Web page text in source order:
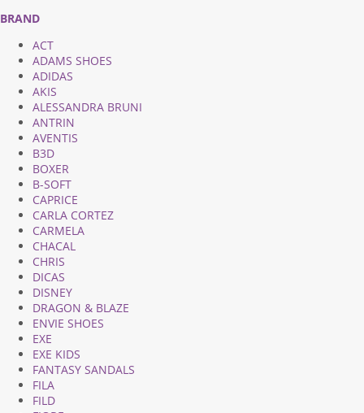
BRAND
ACT
ADAMS SHOES
ADIDAS
AKIS
ALESSANDRA BRUNI
ANTRIN
AVENTIS
B3D
BOXER
B-SOFT
CAPRICE
CARLA CORTEZ
CARMELA
CHACAL
CHRIS
DICAS
DISNEY
DRAGON & BLAZE
ENVIE SHOES
EXE
EXE KIDS
FANTASY SANDALS
FILA
FILD